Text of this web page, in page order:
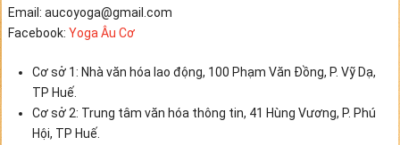
Email: aucoyoga@gmail.com
Facebook: Yoga Âu Cơ
Cơ sở 1: Nhà văn hóa lao động, 100 Phạm Văn Đồng, P. Vỹ Dạ,
TP Huế.
Cơ sở 2: Trung tâm văn hóa thông tin, 41 Hùng Vương, P. Phú
Hội, TP Huế.